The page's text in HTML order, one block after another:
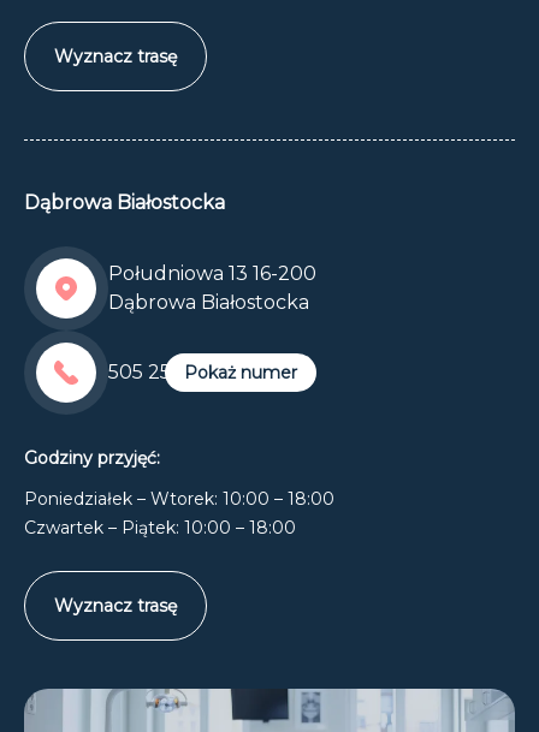
Wyznacz trasę
Dąbrowa Białostocka
Południowa 13 16-200
Dąbrowa Białostocka
Pokaż numer
505 255 600
Godziny przyjęć:
Poniedziałek – Wtorek: 10:00 – 18:00
Czwartek – Piątek: 10:00 – 18:00
Wyznacz trasę